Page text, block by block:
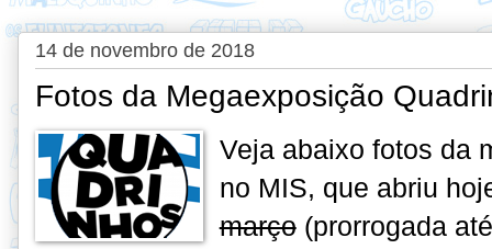
14 de novembro de 2018
Fotos da Megaexposição
Veja abaixo fotos da
no MIS, que abriu
março(prorrogada